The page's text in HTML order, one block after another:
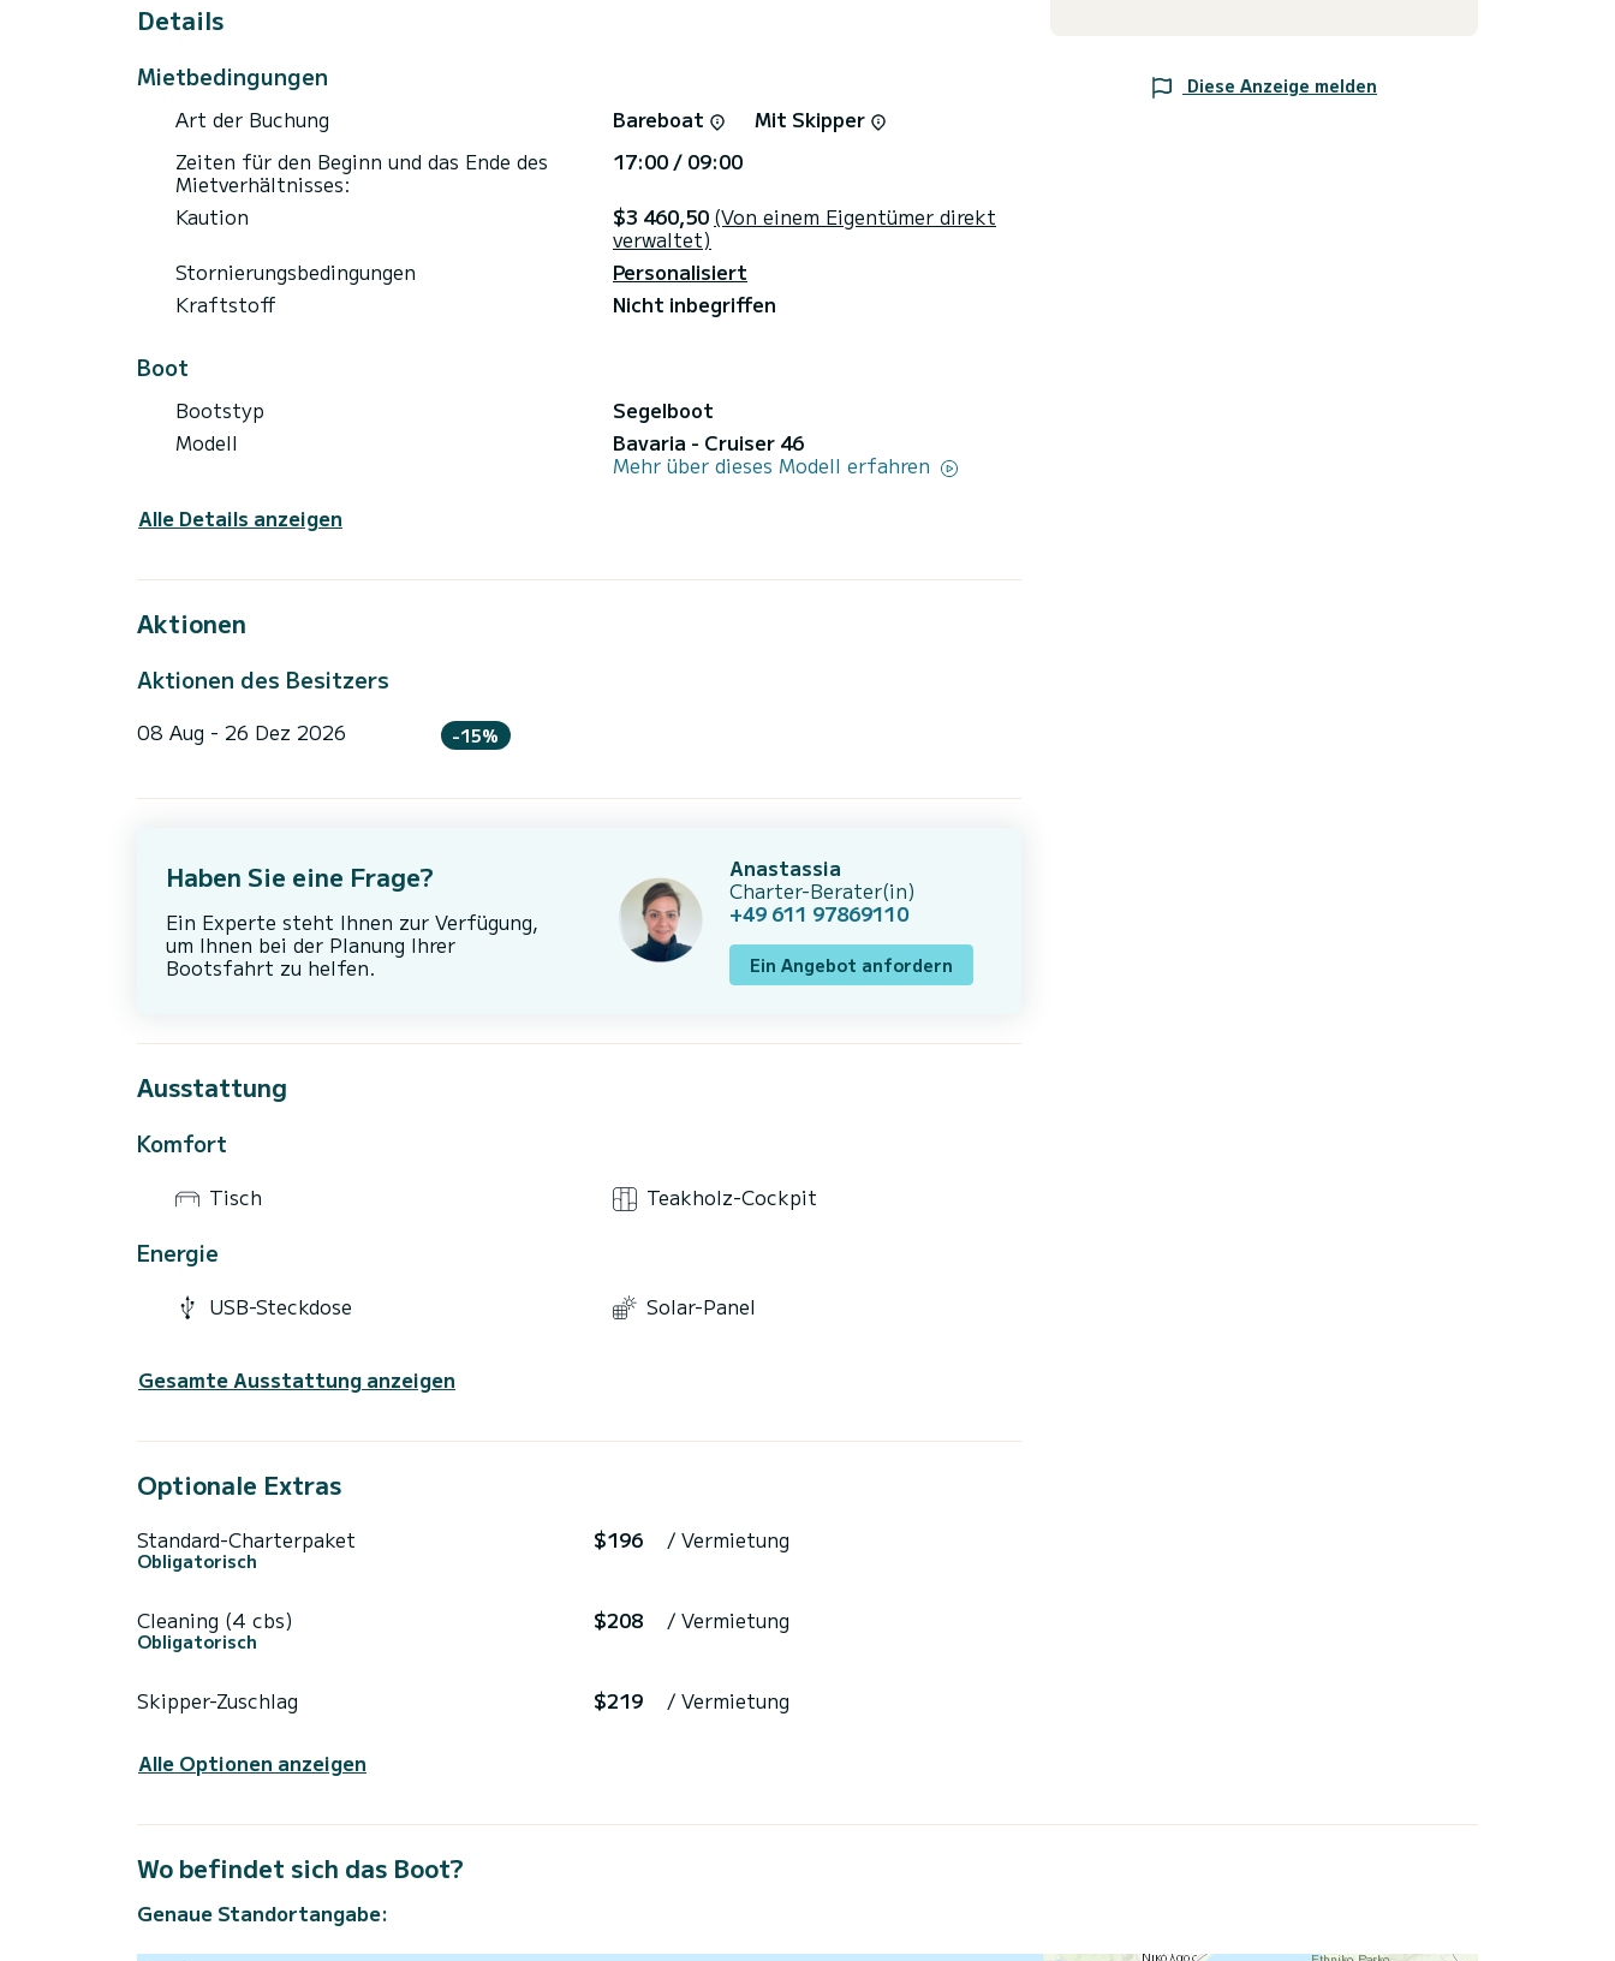
anderem mit folgender Ausrüstung ausgestattet: Autopilot, Außenbordmotor,
Außenlautsprecher, USB-Steckdose, Solar-Panel.
Um Informationen anzufragen oder eine Buchung, klicken Sie bitte auf den Button "Angebot
anfordern". Ein Mitarbeiter von SamBoat schickt Ihnen ein persönliches Angebot zu
bestmöglichen Konditionen.
Details
Mietbedingungen
Art der Buchung Bareboat
Mit Skipper
Zeiten für den Beginn und das Ende des
Mietverhältnisses:
17:00 / 09:00
Kaution
$3 460,50 (Von einem Eigentümer direkt
verwaltet)
Stornierungsbedingungen
Personalisiert
Kraftstoff
Nicht inbegriffen
Boot
Bootstyp
Segelboot
Modell
Bavaria - Cruiser 46
Mehr über dieses Modell erfahren
Alle Details anzeigen
Aktionen
Aktionen des Besitzers
08 Aug - 26 Dez 2026 -15%
Haben Sie eine Frage?
Ein Experte steht Ihnen zur Verfügung,
um Ihnen bei der Planung Ihrer
Bootsfahrt zu helfen.
Anastassia
Charter-Berater(in)
+49 611 97869110
Ein Angebot anfordern
Ausstattung
Komfort
Tisch Teakholz-Cockpit
Energie
USB-Steckdose Solar-Panel
Gesamte Ausstattung anzeigen
Optionale Extras
Standard-Charterpaket
Obligatorisch
$196 / Vermietung
Cleaning (4 cbs)
Obligatorisch
$208 / Vermietung
Skipper-Zuschlag $219 / Vermietung
Alle Optionen anzeigen
Diese Anzeige melden
Wo befindet sich das Boot?
Genaue Standortangabe: